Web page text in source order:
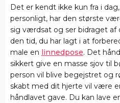
Det er kendt ikke kun fra i
personligt, har den største
sig værdsat og ser bidraget af
den tid, du har lagt i at
male en linnedpose. Det
sikkert give en masse sjov til
person vil blive begejstret og
skabt med dit hjerte vil være
håndlavet gave. Du kan lave